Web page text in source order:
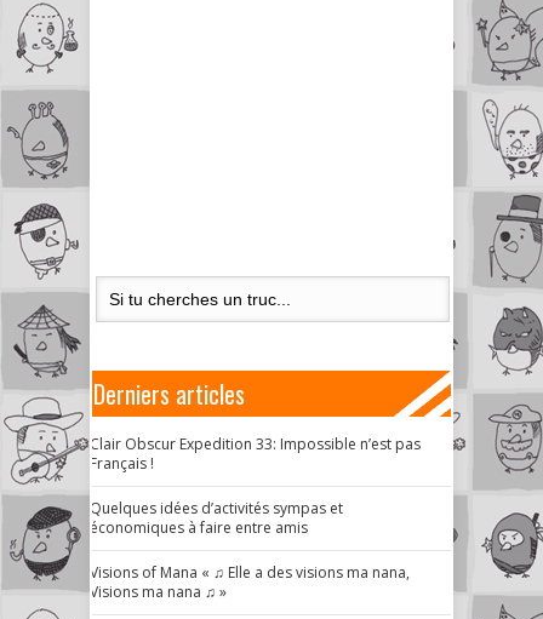
Derniers articles
Clair Obscur Expedition 33: Impossible n’est pas
Français !
Quelques idées d’activités sympas et
économiques à faire entre amis
Visions of Mana « ♫ Elle a des visions ma nana,
Visions ma nana ♫ »